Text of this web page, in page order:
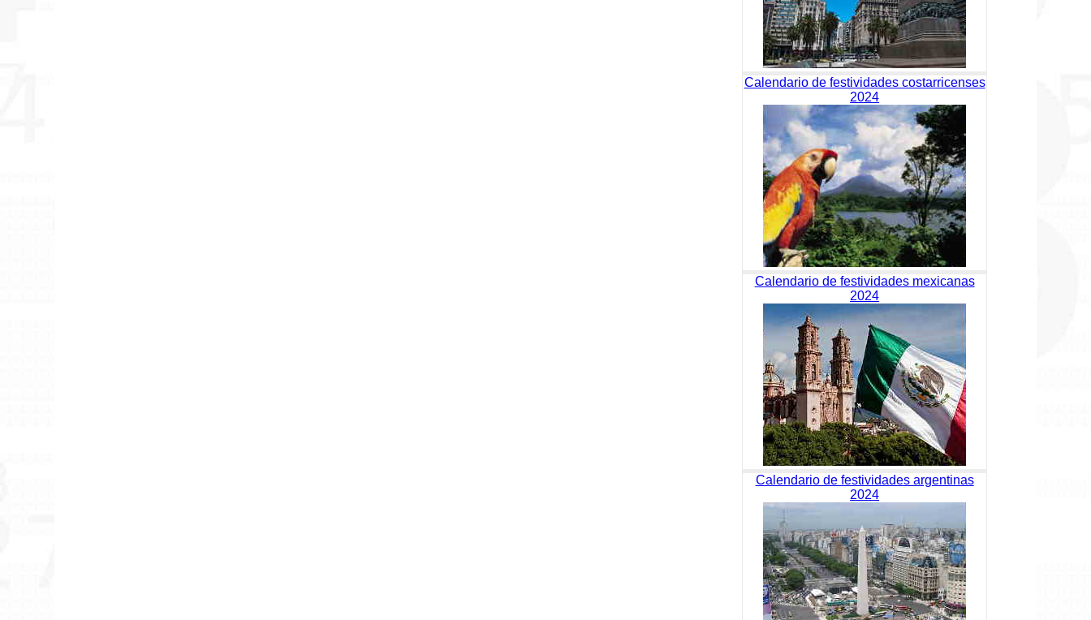
Calendario de festividades costarricenses
2024
Calendario de festividades mexicanas
2024
Calendario de festividades argentinas
2024